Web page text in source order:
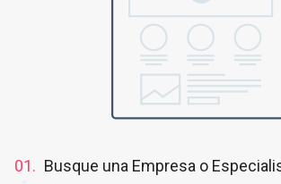
01. Busque una Empresa o